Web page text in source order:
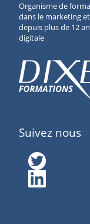
Organisme de
dans le marketing
depuis plus de 12
digitale
Suivez nous